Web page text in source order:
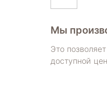
Мы
Это
доступной